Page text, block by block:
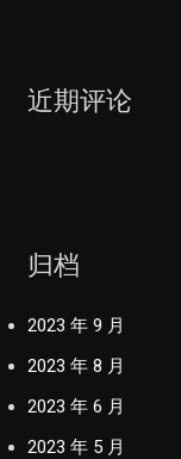
近期评论
归档
2023 年 9 月
2023 年 8 月
2023 年 6 月
2023 年 5 月